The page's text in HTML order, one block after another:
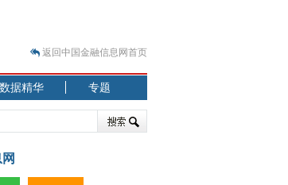
返回中国金融信息网首页
数据精华 专题